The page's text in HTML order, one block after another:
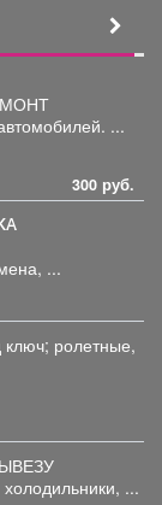
...
300 руб.
...
ключ; ролетные,
...